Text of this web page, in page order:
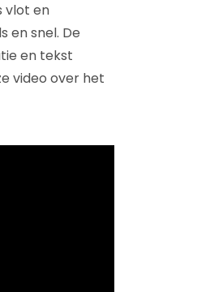
vlot en
en snel. De
en tekst
video over het